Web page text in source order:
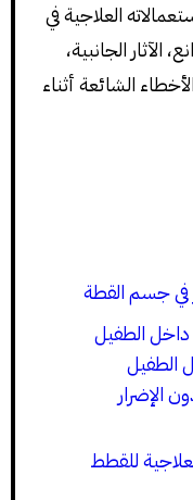
العلاجية في
الآثار الجانبية،
الشائعة أثناء
في جسم القطة
داخل الطفيل
الطفيل
الإضرار
للقطط